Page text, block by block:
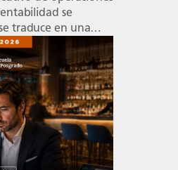
se
traduce en una
y medible,
y el margen.
Un
alto volumen de